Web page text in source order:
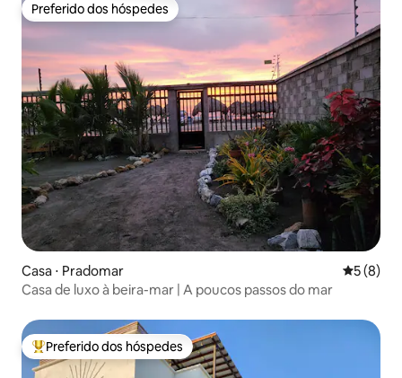
Preferido dos hóspedes
Preferido dos hóspedes
Casa ⋅ Pradomar 5 de
5 (8)
Casa de luxo à beira-mar | A poucos passos do mar
Entre os melhores preferidos dos hóspedes
Preferido dos hóspedes